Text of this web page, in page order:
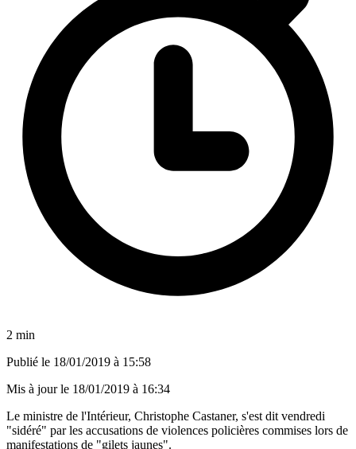
2 min
Publié le 18/01/2019 à 15:58
Mis à jour le 18/01/2019 à 16:34
Le ministre de l'Intérieur, Christophe Castaner, s'est dit vendredi
"sidéré" par les accusations de violences policières commises lors de
manifestations de "gilets jaunes".